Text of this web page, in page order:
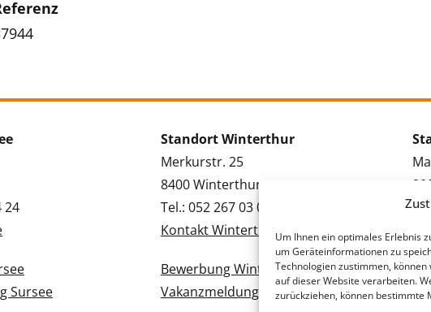
Um Ihnen ein optimales Erlebnis
um Geräteinformationen zu
Technologien zustimmen,
auf dieser Website verarbeiten.
zurückziehen, können bestimmte
24
Sursee
Standort Winterthur
Merkurstr. 25
8400 Winterthur
Tel.: 052 267 03 03
Kontakt Winterthur
Bewerbung Winterthur
Vakanzmeldung Winterthur